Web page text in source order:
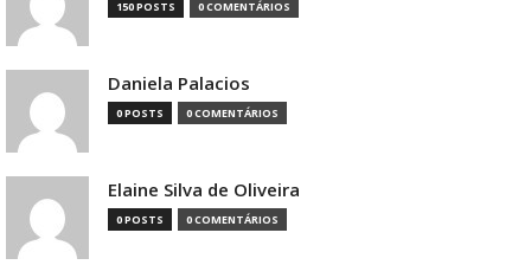
150 POSTS 0 COMENTÁRIOS
Daniela Palacios
0 POSTS 0 COMENTÁRIOS
Elaine Silva de Oliveira
0 POSTS 0 COMENTÁRIOS